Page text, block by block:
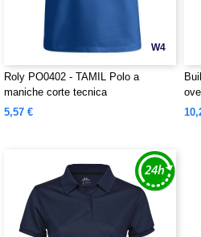
W4
Roly PO0402 - TAMIL Polo a
maniche corte tecnica
5,57 €